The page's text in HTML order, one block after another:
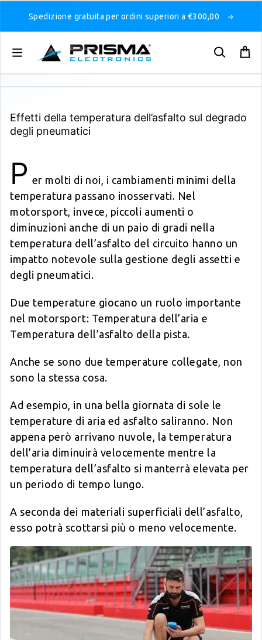
Spedizione gratuita per ordini superiori a €300,00
Effetti della temperatura dell’asfalto sul degrado
degli pneumatici
P er molti di noi, i cambiamenti minimi della
temperatura passano inosservati. Nel
motorsport, invece, piccoli aumenti o
diminuzioni anche di un paio di gradi nella
temperatura dell’asfalto del circuito hanno un
impatto notevole sulla gestione degli assetti e
degli pneumatici.
Due temperature giocano un ruolo importante
nel motorsport: Temperatura dell’aria e
Temperatura dell’asfalto della pista.
Anche se sono due temperature collegate, non
sono la stessa cosa.
Ad esempio, in una bella giornata di sole le
temperature di aria ed asfalto saliranno. Non
appena però arrivano nuvole, la temperatura
dell’aria diminuirà velocemente mentre la
temperatura dell’asfalto si manterrà elevata per
un periodo di tempo lungo.
A seconda dei materiali superficiali dell’asfalto,
esso potrà scottarsi più o meno velocemente.